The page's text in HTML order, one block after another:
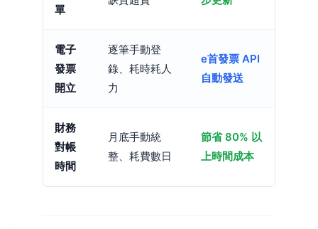
單
電子
發票
開立
逐筆手動登
錄、耗時耗人
力
e首發票 API
自動發送
財務
對帳
時間
月底手動統
整、耗費數日
節省 80% 以
上時間成本